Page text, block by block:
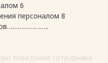
6
персоналом 8
поведения сотрудника